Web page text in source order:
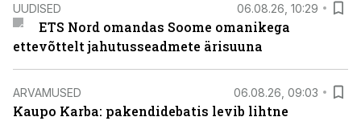
UUDISED 06.08.26, 10:29
ETS Nord omandas Soome omanikega
ettevõttelt jahutusseadmete ärisuuna
ARVAMUSED 06.08.26, 09:03
Kaupo Karba: pakendidebatis levib lihtne